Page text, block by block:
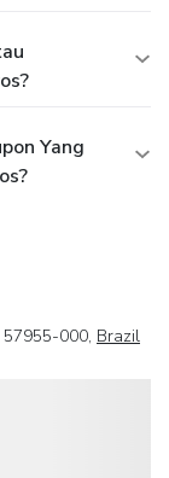
Yang
57955-000, Brazil